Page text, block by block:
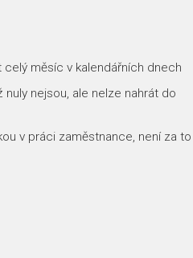
měsíc v kalendářních dnech
nejsou, ale nelze nahrát do
v práci zaměstnance, není za to